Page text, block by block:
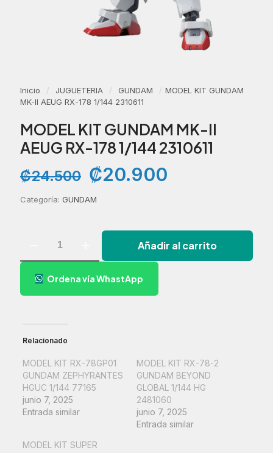
Inicio / JUGUETERIA / GUNDAM / MODEL KIT GUNDAM
MK-II AEUG RX-178 1/144 2310611
MODEL KIT GUNDAM MK-II
AEUG RX-178 1/144 2310611
₡24.500 El
precio
original
era:
₡20.900
Categoría: GUNDAM
AEUG
1/144
2310611
Añadir al carrito
Ordena vía WhastApp
Relacionado
MODEL KIT RX-78GP01
GUNDAM ZEPHYRANTES
HGUC 1/144 77165
junio 7, 2025
Entrada similar
MODEL KIT RX-78-2
GUNDAM BEYOND
GLOBAL 1/144 HG
2481060
junio 7, 2025
Entrada similar
MODEL KIT SUPER